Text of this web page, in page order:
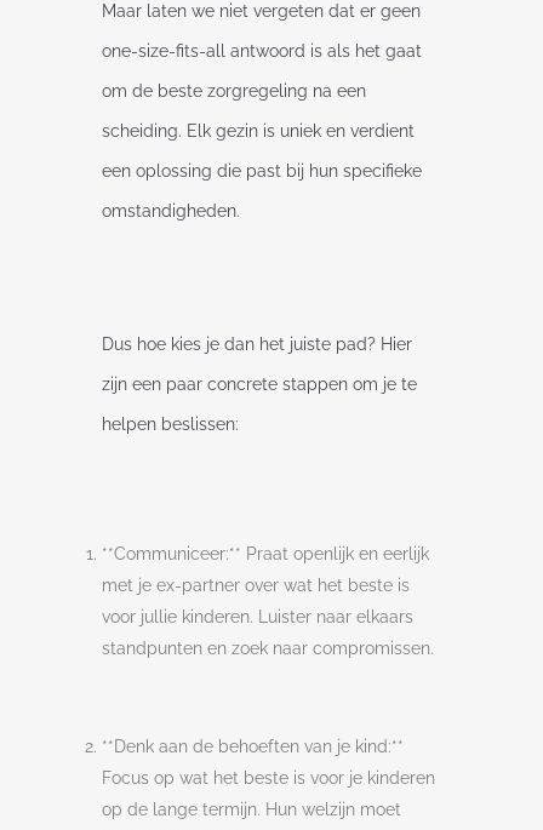
Maar laten we niet vergeten dat er geen
one-size-fits-all antwoord is als het gaat
om de beste zorgregeling na een
scheiding. Elk gezin is uniek en verdient
een oplossing die past bij hun specifieke
omstandigheden.
Dus hoe kies je dan het juiste pad? Hier
zijn een paar concrete stappen om je te
helpen beslissen:
**Communiceer:** Praat openlijk en eerlijk
met je ex-partner over wat het beste is
voor jullie kinderen. Luister naar elkaars
standpunten en zoek naar compromissen.
**Denk aan de behoeften van je kind:**
Focus op wat het beste is voor je kinderen
op de lange termijn. Hun welzijn moet